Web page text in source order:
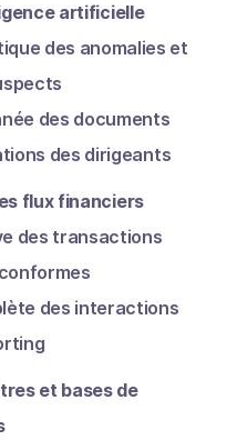
artificielle
des anomalies et
des documents
des dirigeants
flux financiers
des transactions
des interactions
et bases de